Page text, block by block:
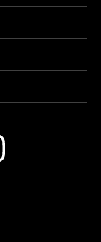
ない第十三軍
と。それで
ポンペイウ
れていて、一
も、部下を
は痺れまし
が本当にお
ならない場合
ヒ二世だっ